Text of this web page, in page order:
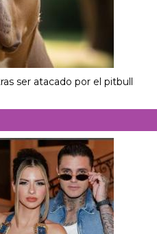
ser atacado por el pitbull